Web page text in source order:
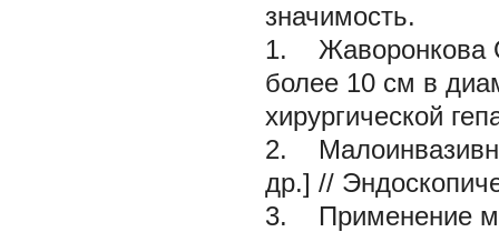
значимость.
1.
Жаворонкова
более 10 см в
хирургической
2.
др.] //
3. Применение